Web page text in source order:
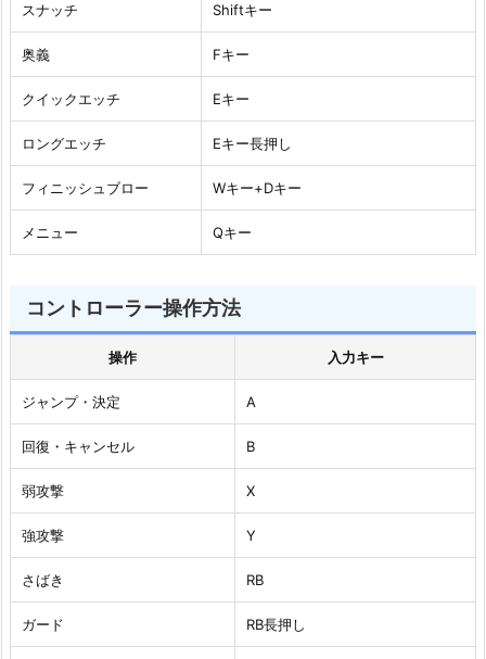
スナッチ Shiftキー
奥義 Fキー
クイックエッチ Eキー
ロングエッチ Eキー長押し
フィニッシュブロー Wキー+Dキー
メニュー Qキー
コントローラー操作方法
操作 入力キー
ジャンプ・決定 A
回復・キャンセル B
弱攻撃 X
強攻撃 Y
さばき RB
ガード RB長押し